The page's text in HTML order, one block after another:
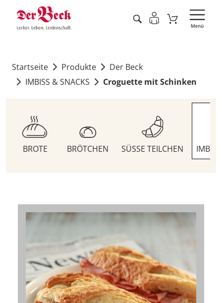
Startseite Produkte
Der Beck
IMBISS & SNACKS
Croguette mit Schinken
BROTE BRÖTCHEN SÜSSE TEILCHEN